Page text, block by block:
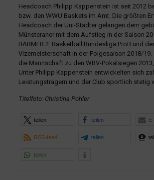
Headcoach Philipp Kappenstein ist seit 2012
bzw. den WWU Baskets im Amt. Die größten
Headcoach der Uni-Städter gelangen dem
Münsteraner mit dem Aufstieg in der Saison
BARMER 2. Basketball Bundesliga ProB und
Vizemeisterschaft in der Folgesaison 2018/19.
die Mannschaft zu den WBV-Pokalsiegen
Unter Philipp Kappenstein entwickelten sich
Leistungsträgern und der Club sportlich stetig
Titelfoto: Christina Pohler
teilen teilen
RSS-feed teilen
teilen